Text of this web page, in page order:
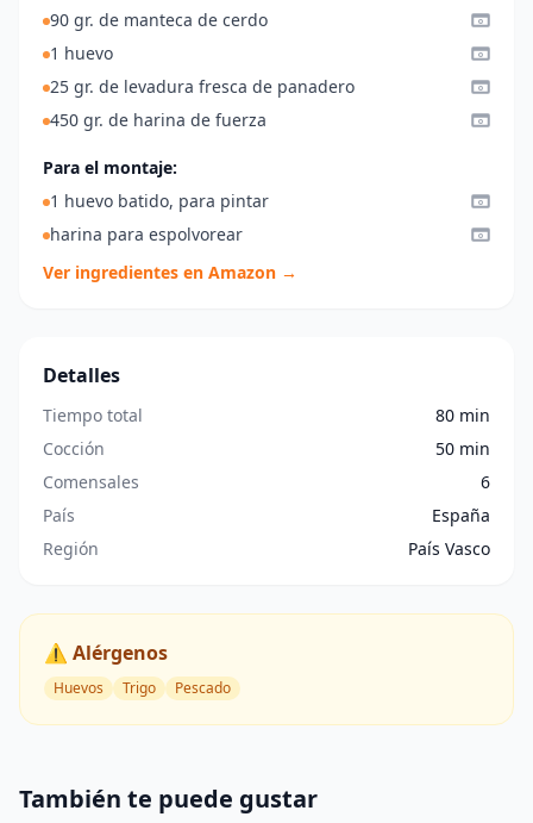
90 gr. de manteca de cerdo
1 huevo
25 gr. de levadura fresca de panadero
450 gr. de harina de fuerza
Para el montaje:
1 huevo batido, para pintar
harina para espolvorear
Ver ingredientes en Amazon →
Detalles
Tiempo total
80 min
Cocción
50 min
Comensales
6
País
España
Región
País Vasco
⚠️ Alérgenos
Huevos Trigo Pescado
También te puede gustar